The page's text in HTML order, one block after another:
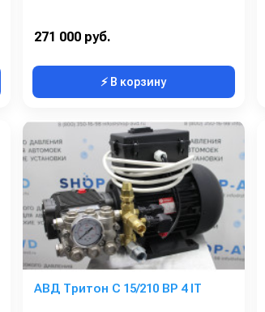
271 000 руб.
⚡ В корзину
АВД Тритон C 15/210 BP 4 IT